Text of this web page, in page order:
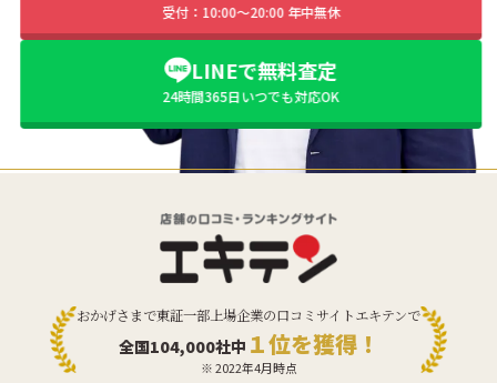
受付：10:00〜20:00 年中無休
LINEで無料査定
24時間365日いつでも対応OK
おかげさまで東証一部上場企業の口コミサイトエキテンで
全国104,000社中 １位を獲得！
※ 2022年4月時点